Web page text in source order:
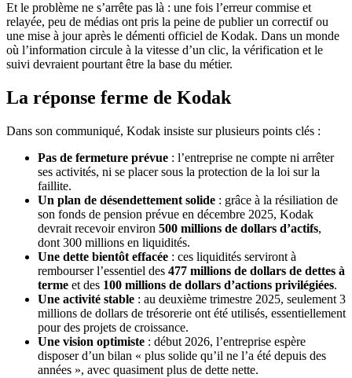
Et le problème ne s’arrête pas là : une fois l’erreur commise et
relayée, peu de médias ont pris la peine de publier un correctif ou
une mise à jour après le démenti officiel de Kodak. Dans un monde
où l’information circule à la vitesse d’un clic, la vérification et le
suivi devraient pourtant être la base du métier.
La réponse ferme de Kodak
Dans son communiqué, Kodak insiste sur plusieurs points clés :
Pas de fermeture prévue : l’entreprise ne compte ni arrêter
ses activités, ni se placer sous la protection de la loi sur la
faillite.
Un plan de désendettement solide : grâce à la résiliation de
son fonds de pension prévue en décembre 2025, Kodak
devrait recevoir environ 500 millions de dollars d’actifs,
dont 300 millions en liquidités.
Une dette bientôt effacée : ces liquidités serviront à
rembourser l’essentiel des 477 millions de dollars de dettes à
terme et des 100 millions de dollars d’actions privilégiées.
Une activité stable : au deuxième trimestre 2025, seulement 3
millions de dollars de trésorerie ont été utilisés, essentiellement
pour des projets de croissance.
Une vision optimiste : début 2026, l’entreprise espère
disposer d’un bilan « plus solide qu’il ne l’a été depuis des
années », avec quasiment plus de dette nette.